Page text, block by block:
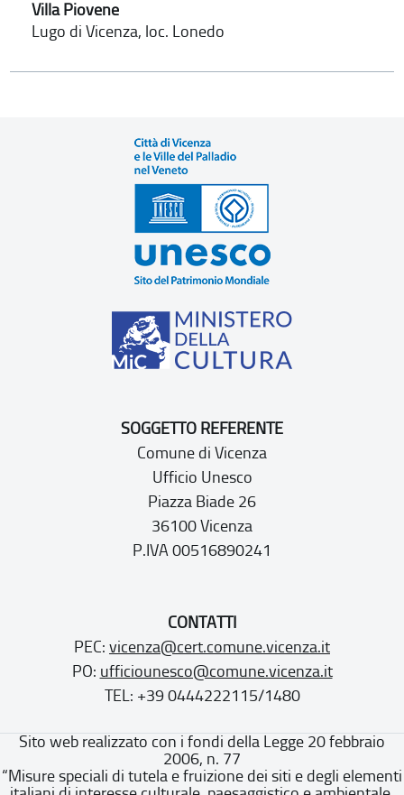
Villa Piovene
Lugo di Vicenza, loc. Lonedo
SOGGETTO REFERENTE
Comune di Vicenza
Ufficio Unesco
Piazza Biade 26
36100 Vicenza
P.IVA 00516890241
CONTATTI
PEC: vicenza@cert.comune.vicenza.it
PO: ufficiounesco@comune.vicenza.it
TEL: +39 0444222115/1480
Sito web realizzato con i fondi della Legge 20 febbraio
2006, n. 77
“Misure speciali di tutela e fruizione dei siti e degli elementi